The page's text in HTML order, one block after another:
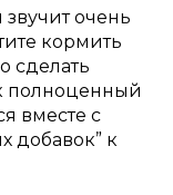
очень
кормить
сделать
полноценный
вместе с
добавок” к